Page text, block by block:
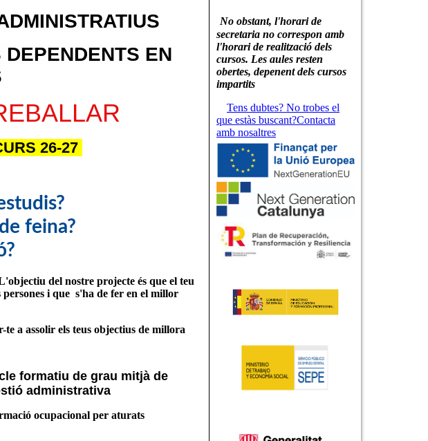
EN
26-27
feina?
del nostre projecte és que el teu
persones i que s'ha de fer en el millor
a assolir els teus objectius de millora
formatiu de grau mitjà de
administrativa
ocupacional per aturats
No obstant, l'horari de
secretaria no correspon amb
l'horari de realització dels
cursos. Les aules resten
obertes, depenent dels cursos
impartits
Tens dubtes? No trobes el
que estàs buscant?Contacta
amb nosaltres